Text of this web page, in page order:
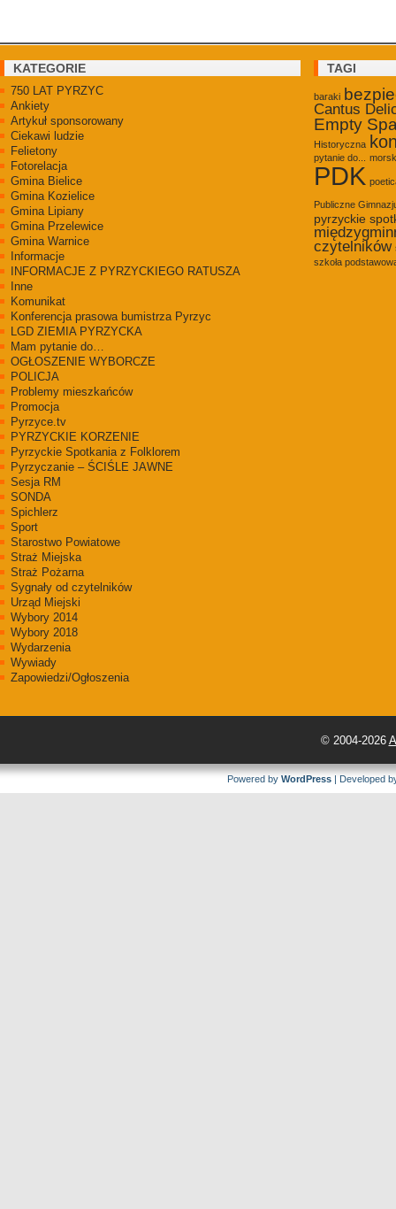
KATEGORIE
750 LAT PYRZYC
Ankiety
Artykuł sponsorowany
Ciekawi ludzie
Felietony
Fotorelacja
Gmina Bielice
Gmina Kozielice
Gmina Lipiany
Gmina Przelewice
Gmina Warnice
Informacje
INFORMACJE Z PYRZYCKIEGO RATUSZA
Inne
Komunikat
Konferencja prasowa bumistrza Pyrzyc
LGD ZIEMIA PYRZYCKA
Mam pytanie do…
OGŁOSZENIE WYBORCZE
POLICJA
Problemy mieszkańców
Promocja
Pyrzyce.tv
PYRZYCKIE KORZENIE
Pyrzyckie Spotkania z Folklorem
Pyrzyczanie – ŚCIŚLE JAWNE
Sesja RM
SONDA
Spichlerz
Sport
Starostwo Powiatowe
Straż Miejska
Straż Pożarna
Sygnały od czytelników
Urząd Miejski
Wybory 2014
Wybory 2018
Wydarzenia
Wywiady
Zapowiedzi/Ogłoszenia
TAGI
baraki
Cantus
Empty
Historyczna
pytanie do...
PDK
Publiczne
pyrzyckie
czytelników
szkoła
© 2004-2026
Powered by WordPress | Developed